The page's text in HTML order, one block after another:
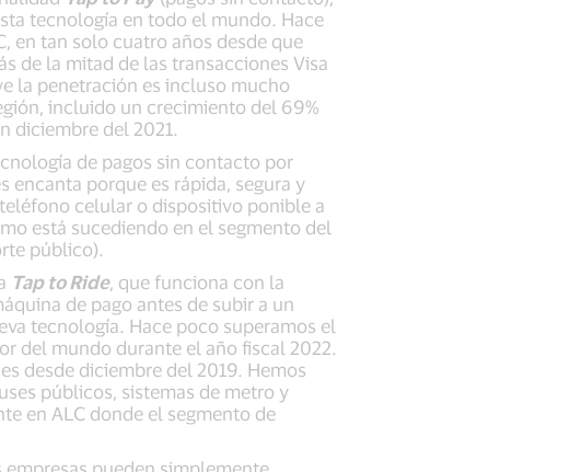
tecnología en todo el mundo. Hace
en tan solo cuatro años desde que
de la mitad de las transacciones Visa
la penetración es incluso mucho
incluido un crecimiento del 69%
diciembre del 2021.
de pagos sin contacto por
encanta porque es rápida, segura y
celular o dispositivo ponible a
está sucediendo en el segmento del
público).
Tap to Ride, que funciona con la
de pago antes de subir a un
tecnología. Hace poco superamos el
del mundo durante el año fiscal 2022.
desde diciembre del 2019. Hemos
públicos, sistemas de metro y
en ALC donde el segmento de